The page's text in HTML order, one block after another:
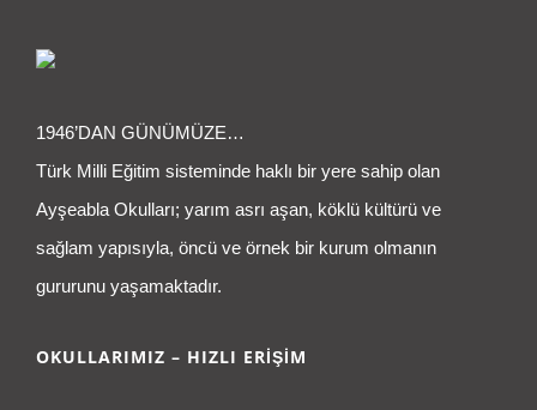
1946’DAN GÜNÜMÜZE…
Türk Milli Eğitim sisteminde haklı bir yere sahip olan
Ayşeabla Okulları; yarım asrı aşan, köklü kültürü ve
sağlam yapısıyla, öncü ve örnek bir kurum olmanın
gururunu yaşamaktadır.
OKULLARIMIZ – HIZLI ERİŞİM